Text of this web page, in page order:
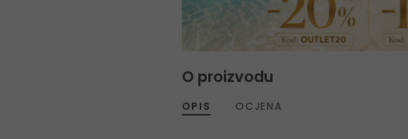
O proizvodu
OPIS OCJENA